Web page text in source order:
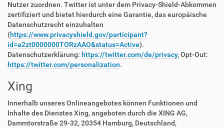
Nutzer zuordnen. Twitter ist unter dem Privacy-Shield-Abkommen
zertifiziert und bietet hierdurch eine Garantie, das europäische
Datenschutzrecht einzuhalten
(https://www.privacyshield.gov/participant?
id=a2zt0000000TORzAAO&status=Active).
Datenschutzerklärung: https://twitter.com/de/privacy, Opt-Out:
https://twitter.com/personalization.
Xing
Innerhalb unseres Onlineangebotes können Funktionen und
Inhalte des Dienstes Xing, angeboten durch die XING AG,
Dammtorstraße 29-32, 20354 Hamburg, Deutschland,